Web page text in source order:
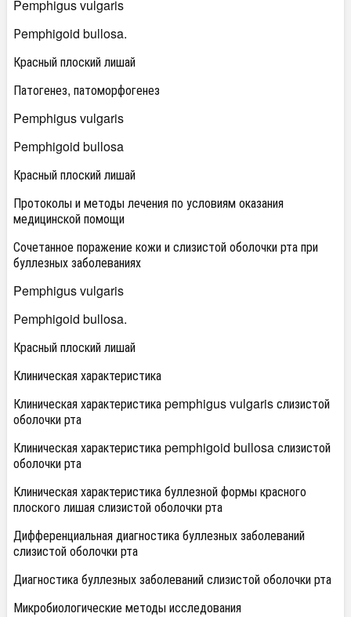
Pemphigus vulgaris
Рemphigoid bullosa.
Красный плоский лишай
Патогенез, патоморфогенез
Pemphigus vulgaris
Рemphigoid bullosa
Красный плоский лишай
Протоколы и методы лечения по условиям оказания
медицинской помощи
Сочетанное поражение кожи и слизистой оболочки рта при
буллезных заболеваниях
Pemphigus vulgaris
Рemphigoid bullosa.
Красный плоский лишай
Клиническая характеристика
Клиническая характеристика pemphigus vulgaris слизистой
оболочки рта
Клиническая характеристика pemphigoid bullosa слизистой
оболочки рта
Клиническая характеристика буллезной формы красного
плоского лишая слизистой оболочки рта
Дифференциальная диагностика буллезных заболеваний
слизистой оболочки рта
Диагностика буллезных заболеваний слизистой оболочки рта
Микробиологические методы исследования